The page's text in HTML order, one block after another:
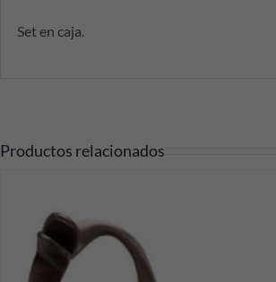
Set en caja.
Productos relacionados